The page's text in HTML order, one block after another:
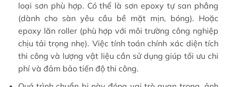
loại sơn phù hợp. Có thể là sơn epoxy tự san phẳng
(dành cho sàn yêu cầu bề mặt mịn, bóng). Hoặc
epoxy lăn roller (phù hợp với môi trường công nghiệp
chịu tải trọng nhẹ). Việc tính toán chính xác diện tích
thi công và lượng vật liệu cần sử dụng giúp tối ưu chi
phí và đảm bảo tiến độ thi công.